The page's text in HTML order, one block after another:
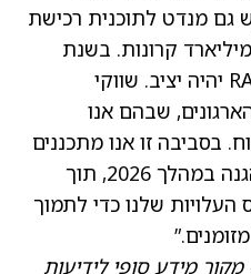
גם מנדט לתוכנית רכישת
מניות חוזרת בהיקף של 15 מיליארד קרונות. בשנת
2026, אנו צופים ששוק ה-RAN יהיה יציב. שווקי
שבהם אנו
בסביבה זו אנו מתכננים
להגדיל השקעות בתחום ההגנה במהלך 2026, תוך
שלנו כדי לתמוך
מקור מידע סופי לידיעות